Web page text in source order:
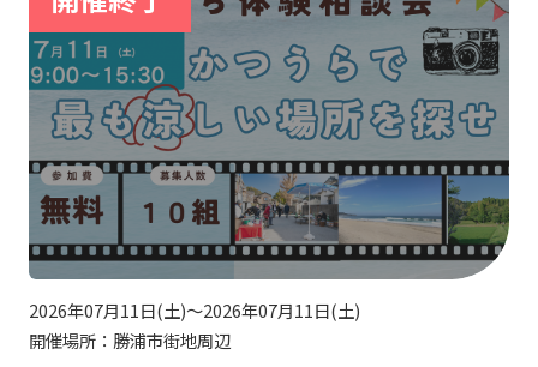
2026年07月11日(土)～2026年07月11日(土)
開催場所：勝浦市街地周辺